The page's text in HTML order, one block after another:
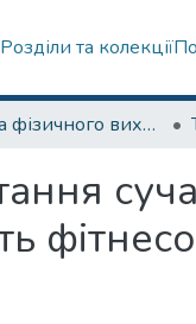
Розділи та колекції
Кафедра фізичного виховання та спортивного вдосконалення